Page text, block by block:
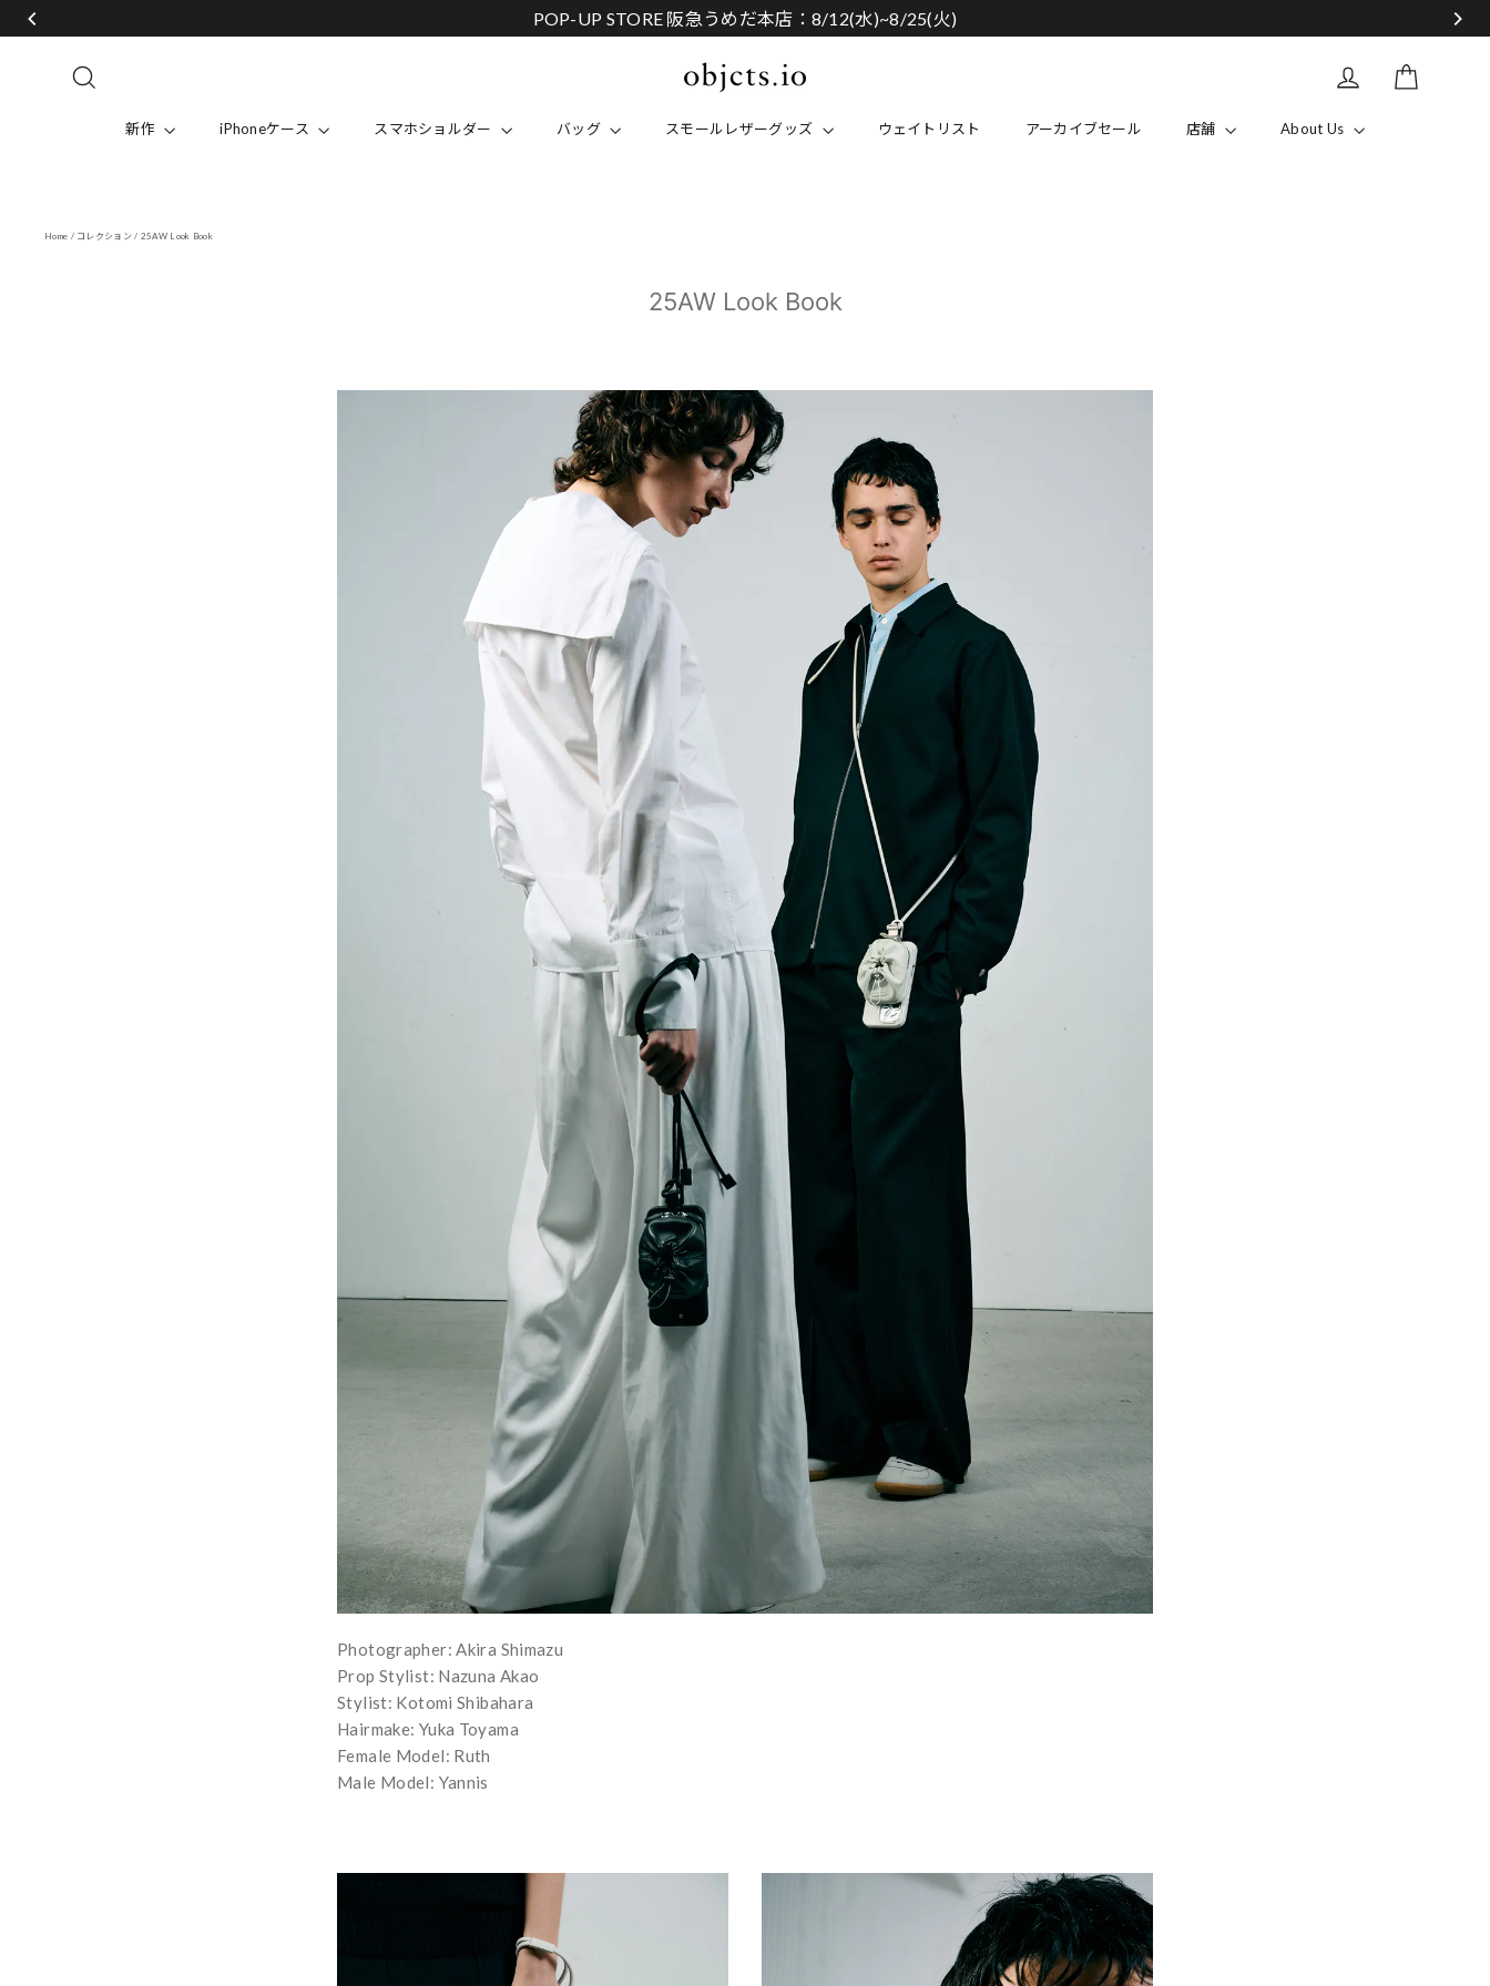
content
POP-UP STORE 阪急うめだ本店：8/12(水)~8/25(火)
Log in
新作 iPhoneケース スマホショルダー バッグ スモールレザーグッズ ウェイトリスト アーカイブセール 店舗 About Us
Home / コレクション / 25AW Look Book
25AW Look Book
Photographer: Akira Shimazu
Prop Stylist: Nazuna Akao
Stylist: Kotomi Shibahara
Hairmake: Yuka Toyama
Female Model: Ruth
Male Model: Yannis